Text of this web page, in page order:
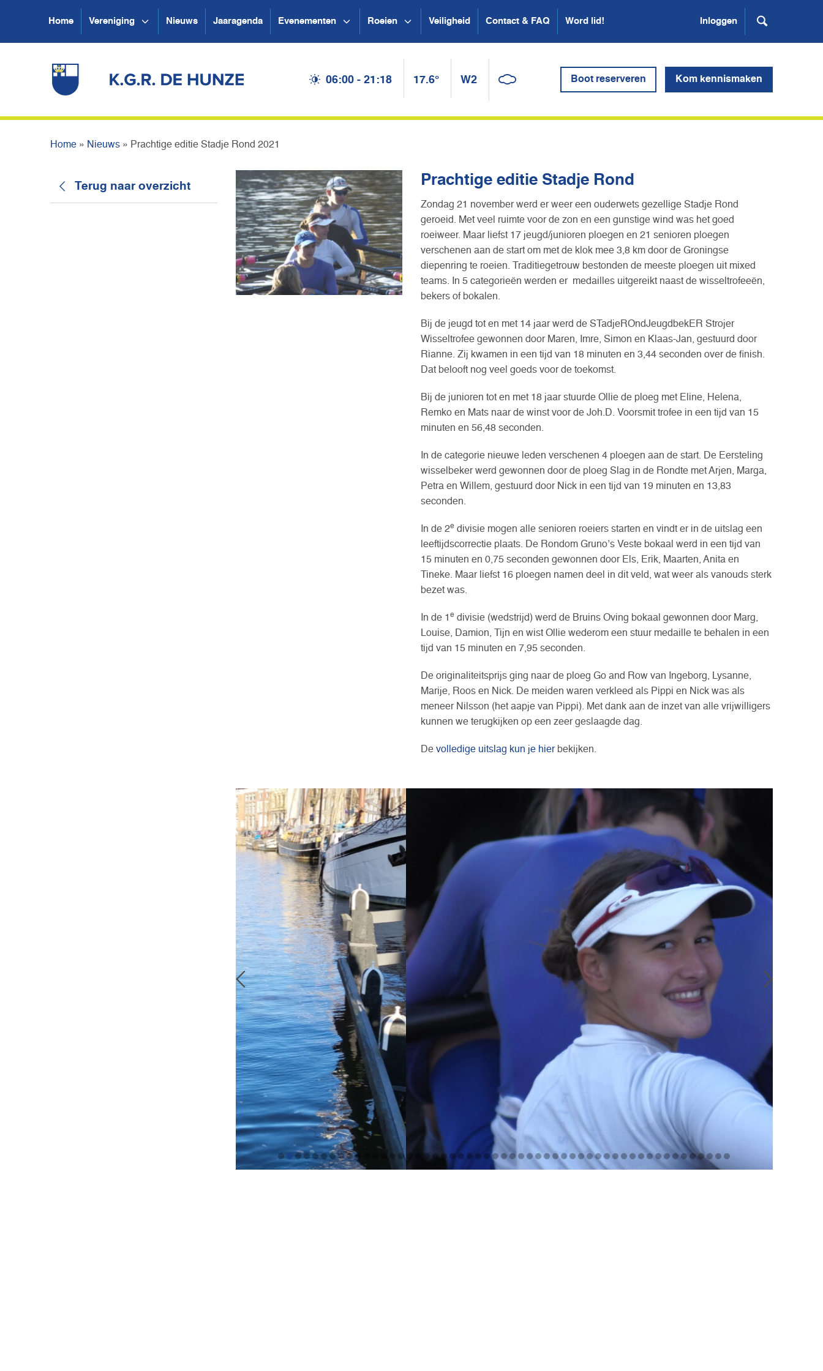
Home Vereniging Nieuws Jaaragenda Evenementen Roeien Veiligheid Contact & FAQ Word lid! Inloggen
06:00 - 21:18 17.6° W2 Boot reserveren Kom kennismaken
Home » Nieuws » Prachtige editie Stadje Rond 2021
Terug naar overzicht Prachtige editie Stadje Rond
Zondag 21 november werd er weer een ouderwets gezellige Stadje Rond
geroeid. Met veel ruimte voor de zon en een gunstige wind was het goed
roeiweer. Maar liefst 17 jeugd/junioren ploegen en 21 senioren ploegen
verschenen aan de start om met de klok mee 3,8 km door de Groningse
diepenring te roeien. Traditiegetrouw bestonden de meeste ploegen uit mixed
teams. In 5 categorieën werden er medailles uitgereikt naast de wisseltrofeeën,
bekers of bokalen.
Bij de jeugd tot en met 14 jaar werd de STadjeROndJeugdbekER Strojer
Wisseltrofee gewonnen door Maren, Imre, Simon en Klaas-Jan, gestuurd door
Rianne. Zij kwamen in een tijd van 18 minuten en 3,44 seconden over de finish.
Dat belooft nog veel goeds voor de toekomst.
Bij de junioren tot en met 18 jaar stuurde Ollie de ploeg met Eline, Helena,
Remko en Mats naar de winst voor de Joh.D. Voorsmit trofee in een tijd van 15
minuten en 56,48 seconden.
In de categorie nieuwe leden verschenen 4 ploegen aan de start. De Eersteling
wisselbeker werd gewonnen door de ploeg Slag in de Rondte met Arjen, Marga,
Petra en Willem, gestuurd door Nick in een tijd van 19 minuten en 13,83
seconden.
In de 2edivisie mogen alle senioren roeiers starten en vindt er in de uitslag een
leeftijdscorrectie plaats. De Rondom Gruno’s Veste bokaal werd in een tijd van
15 minuten en 0,75 seconden gewonnen door Els, Erik, Maarten, Anita en
Tineke. Maar liefst 16 ploegen namen deel in dit veld, wat weer als vanouds sterk
bezet was.
In de 1 edivisie (wedstrijd) werd de Bruins Oving bokaal gewonnen door Marg,
Louise, Damion, Tijn en wist Ollie wederom een stuur medaille te behalen in een
tijd van 15 minuten en 7,95 seconden.
De originaliteitsprijs ging naar de ploeg Go and Row van Ingeborg, Lysanne,
Marije, Roos en Nick. De meiden waren verkleed als Pippi en Nick was als
meneer Nilsson (het aapje van Pippi). Met dank aan de inzet van alle vrijwilligers
kunnen we terugkijken op een zeer geslaagde dag.
De volledige uitslag kun je hierbekijken.